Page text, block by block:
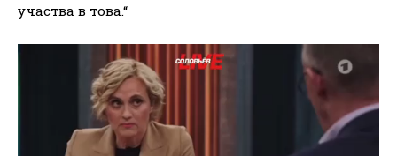
участва в това.“